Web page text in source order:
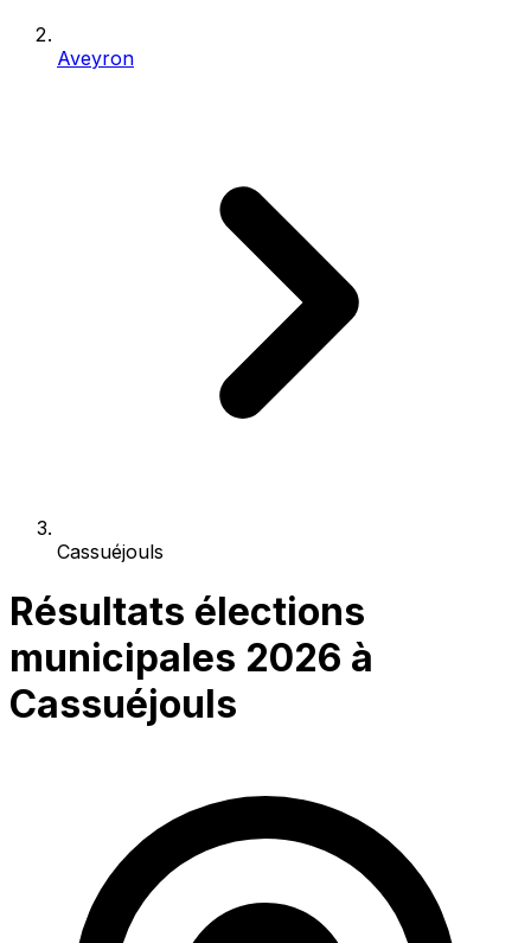
Aveyron
Cassuéjouls
Résultats élections
municipales 2026 à
Cassuéjouls